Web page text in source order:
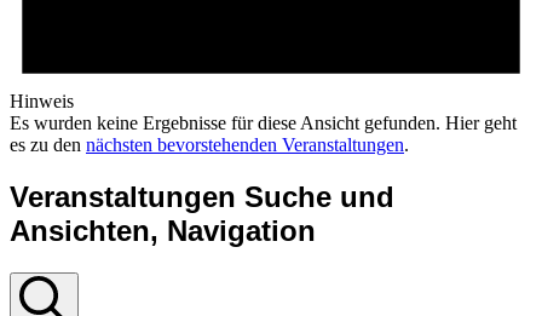
Hinweis
Es wurden keine Ergebnisse für diese Ansicht gefunden. Hier geht
es zu den nächsten bevorstehenden Veranstaltungen.
Veranstaltungen Suche und
Ansichten, Navigation